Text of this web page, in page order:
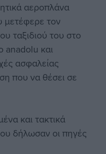
αεροπλάνα
μετέφερε τον
ταξιδιού του στο
anadolu και
ασφαλείας
που να θέσει σε
και τακτικά
δήλωσαν οι πηγές